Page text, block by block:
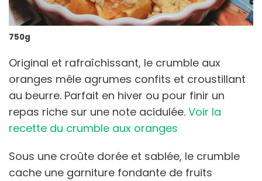
750g
Original et rafraîchissant, le crumble aux
oranges mêle agrumes confits et croustillant
au beurre. Parfait en hiver ou pour finir un
repas riche sur une note acidulée. Voir la
recette du crumble aux oranges
Sous une croûte dorée et sablée, le crumble
cache une garniture fondante de fruits